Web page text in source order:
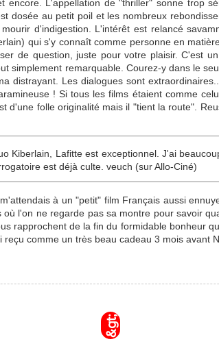
L'appellation de "thriller" sonne trop
dosée au petit poil et les nombreux
d'indigestion. L'intérêt est relancé
qui s'y connaît comme personne en
de question, juste pour votre plaisir. C'est
simplement remarquable. Courez-y dans le
distrayant. Les dialogues sont
! Si tous les films étaient comme
d'une folle originalité mais il "tient la route".
Kiberlain, Lafitte est exceptionnel. J'ai
est déjà culte. veuch (sur Allo-Ciné)
à un "petit" film Français aussi
l'on ne regarde pas sa montre pour savoir
rapprochent de la fin du formidable bonheur
comme un très beau cadeau 3 mois avant
&gt;